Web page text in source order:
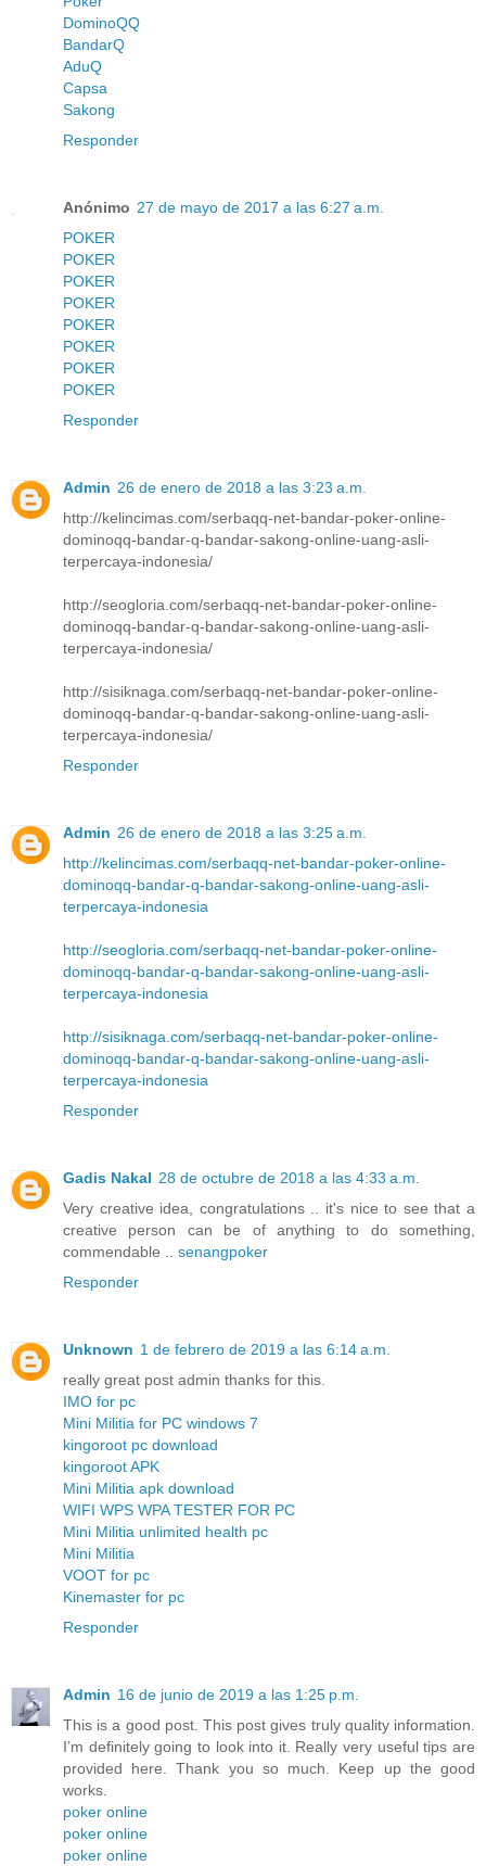
DominoQQ
BandarQ
AduQ
Capsa
Sakong
Responder
Anónimo 27 de mayo de 2017 a las 6:27 a.m.
POKER
POKER
POKER
POKER
POKER
POKER
POKER
POKER
Responder
Admin 26 de enero de 2018 a las 3:23 a.m.
http://kelincimas.com/serbaqq-net-bandar-poker-online-
dominoqq-bandar-q-bandar-sakong-online-uang-asli-
terpercaya-indonesia/
http://seogloria.com/serbaqq-net-bandar-poker-online-
dominoqq-bandar-q-bandar-sakong-online-uang-asli-
terpercaya-indonesia/
http://sisiknaga.com/serbaqq-net-bandar-poker-online-
dominoqq-bandar-q-bandar-sakong-online-uang-asli-
terpercaya-indonesia/
Responder
Admin 26 de enero de 2018 a las 3:25 a.m.
http://kelincimas.com/serbaqq-net-bandar-poker-online-
dominoqq-bandar-q-bandar-sakong-online-uang-asli-
terpercaya-indonesia
http://seogloria.com/serbaqq-net-bandar-poker-online-
dominoqq-bandar-q-bandar-sakong-online-uang-asli-
terpercaya-indonesia
http://sisiknaga.com/serbaqq-net-bandar-poker-online-
dominoqq-bandar-q-bandar-sakong-online-uang-asli-
terpercaya-indonesia
Responder
Gadis Nakal 28 de octubre de 2018 a las 4:33 a.m.
Very creative idea, congratulations .. it's nice to see that a
creative person can be of anything to do something,
commendable .. senangpoker
Responder
Unknown 1 de febrero de 2019 a las 6:14 a.m.
really great post admin thanks for this.
IMO for pc
Mini Militia for PC windows 7
kingoroot pc download
kingoroot APK
Mini Militia apk download
WIFI WPS WPA TESTER FOR PC
Mini Militia unlimited health pc
Mini Militia
VOOT for pc
Kinemaster for pc
Responder
Admin 16 de junio de 2019 a las 1:25 p.m.
This is a good post. This post gives truly quality information.
I’m definitely going to look into it. Really very useful tips are
provided here. Thank you so much. Keep up the good
works.
poker online
poker online
poker online